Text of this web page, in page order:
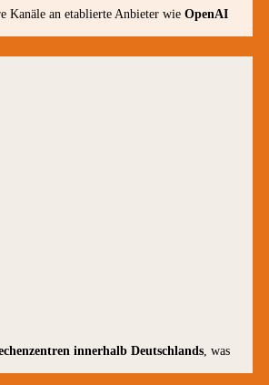
Kanäle an etablierte Anbieter wie OpenAI
innerhalb Deutschlands , was